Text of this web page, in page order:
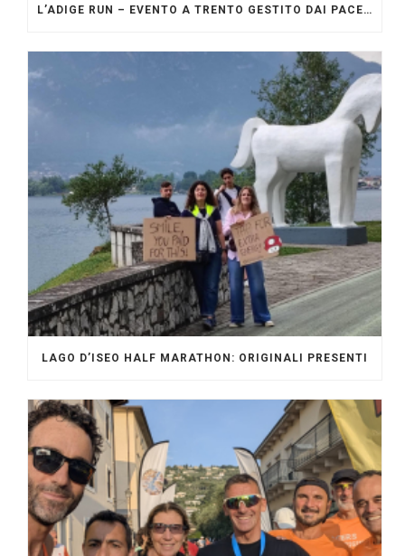
L’ADIGE RUN – EVENTO A TRENTO GESTITO DAI PACERS GLI ORIGINALI
LAGO D’ISEO HALF MARATHON: ORIGINALI PRESENTI